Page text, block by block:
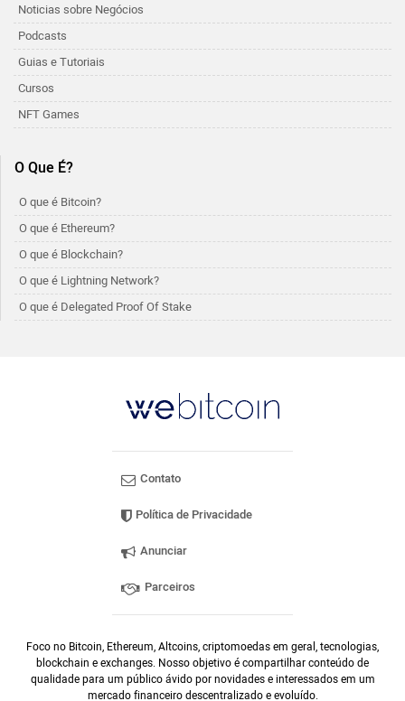
Noticias sobre Negócios
Podcasts
Guias e Tutoriais
Cursos
NFT Games
O Que É?
O que é Bitcoin?
O que é Ethereum?
O que é Blockchain?
O que é Lightning Network?
O que é Delegated Proof Of Stake
Contato
Política de Privacidade
Anunciar
Parceiros
Foco no Bitcoin, Ethereum, Altcoins, criptomoedas em geral, tecnologias,
blockchain e exchanges. Nosso objetivo é compartilhar conteúdo de
qualidade para um público ávido por novidades e interessados em um
mercado financeiro descentralizado e evoluído.